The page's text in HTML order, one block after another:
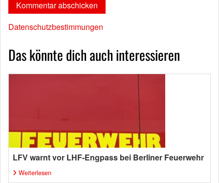
Datenschutzbestimmungen
Das könnte dich auch interessieren
LFV warnt vor LHF-Engpass bei Berliner Feuerwehr
Weiterlesen